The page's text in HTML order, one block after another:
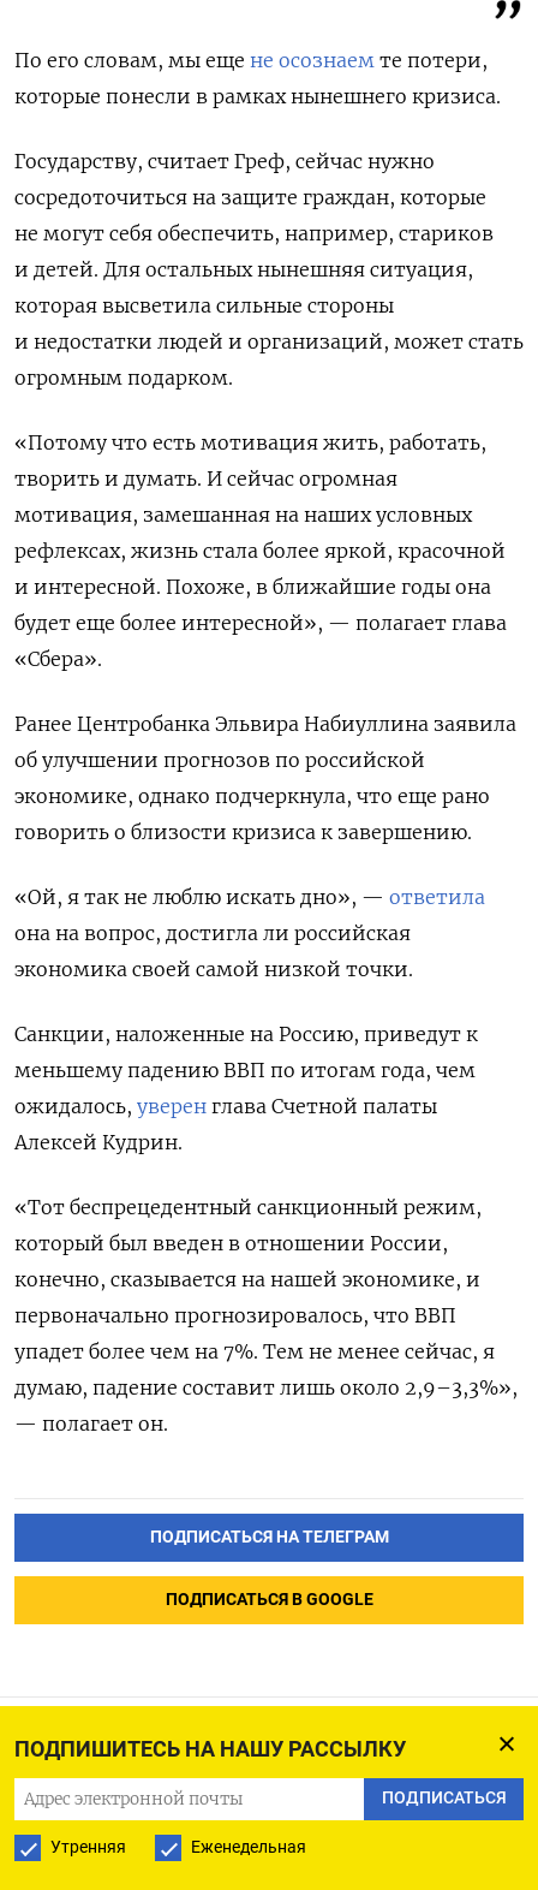
ПОДПИШИТЕСЬ НА НАШУ РАССЫЛКУ
ПОДПИСАТЬСЯ
Утренняя Еженедельная
По его словам, мы еще не осознаем те потери,
которые понесли в рамках нынешнего кризиса.
Государству, считает Греф, сейчас нужно
сосредоточиться на защите граждан, которые
не могут себя обеспечить, например, стариков
и детей. Для остальных нынешняя ситуация,
которая высветила сильные стороны
и недостатки людей и организаций, может стать
огромным подарком.
«Потому что есть мотивация жить, работать,
творить и думать. И сейчас огромная
мотивация, замешанная на наших условных
рефлексах, жизнь стала более яркой, красочной
и интересной. Похоже, в ближайшие годы она
будет еще более интересной», — полагает глава
«Сбера».
Ранее Центробанка Эльвира Набиуллина заявила
об улучшении прогнозов по российской
экономике, однако подчеркнула, что еще рано
говорить о близости кризиса к завершению.
«Ой, я так не люблю искать дно», — ответила
она на вопрос, достигла ли российская
экономика своей самой низкой точки.
Санкции, наложенные на Россию, приведут к
меньшему падению ВВП по итогам года, чем
ожидалось, уверен глава Счетной палаты
Алексей Кудрин.
«Тот беспрецедентный санкционный режим,
который был введен в отношении России,
конечно, сказывается на нашей экономике, и
первоначально прогнозировалось, что ВВП
упадет более чем на 7%. Тем не менее сейчас, я
думаю, падение составит лишь около 2,9–3,3%»,
— полагает он.
ПОДПИСАТЬСЯ НА ТЕЛЕГРАМ
ПОДПИСАТЬСЯ В GOOGLE
США подтвердили вывод
российских войск из
Херсона